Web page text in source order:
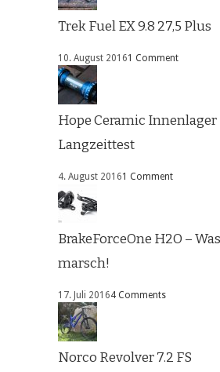
Trek Fuel EX 9.8 27,5 Plus
10. August 20161 Comment
Hope Ceramic Innenlager
Langzeittest
4. August 20161 Comment
BrakeForceOne H2O –
marsch!
17. Juli 20164 Comments
Norco Revolver 7.2 FS